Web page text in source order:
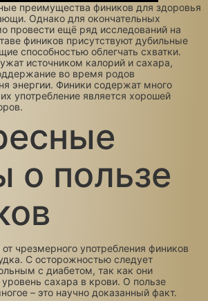
преимущества фиников для здоровья
Однако для окончательных
провести ещё ряд исследований на
фиников присутствуют дубильные
способностью облегчать схватки.
источником калорий и сахара,
во время родов
энергии. Финики содержат много
употребление является хорошей
о пользе
от чрезмерного употребления фиников
С осторожностью следует
с диабетом, так как они
сахара в крови. О пользе
– это научно доказанный факт.